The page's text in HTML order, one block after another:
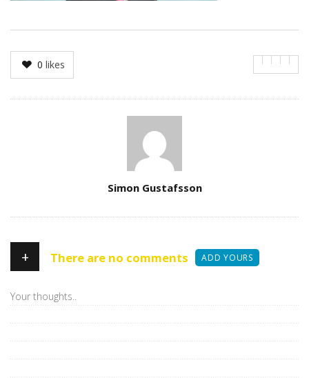
0 likes
Simon Gustafsson
+ There are no comments ADD YOURS